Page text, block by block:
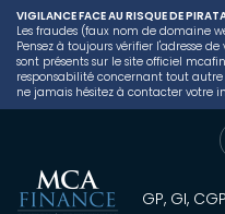
VIGILANCE FACE AU RISQUE DE
Les fraudes (faux nom de domaine
Pensez à toujours vérifier l'adresse
sont présents sur le site officiel
responsabilité concernant tout
ne jamais hésitez à contacter votre
GP, GI, CGP